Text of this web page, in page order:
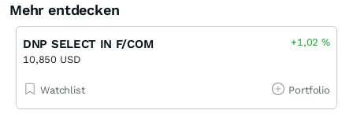
Mehr entdecken
DNP SELECT IN F/COM
10,850 USD
+1,02%
Watchlist Portfolio